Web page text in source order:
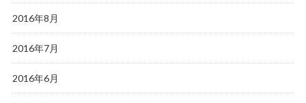
2016年8月
2016年7月
2016年6月